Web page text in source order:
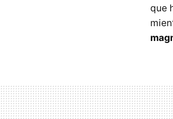
que